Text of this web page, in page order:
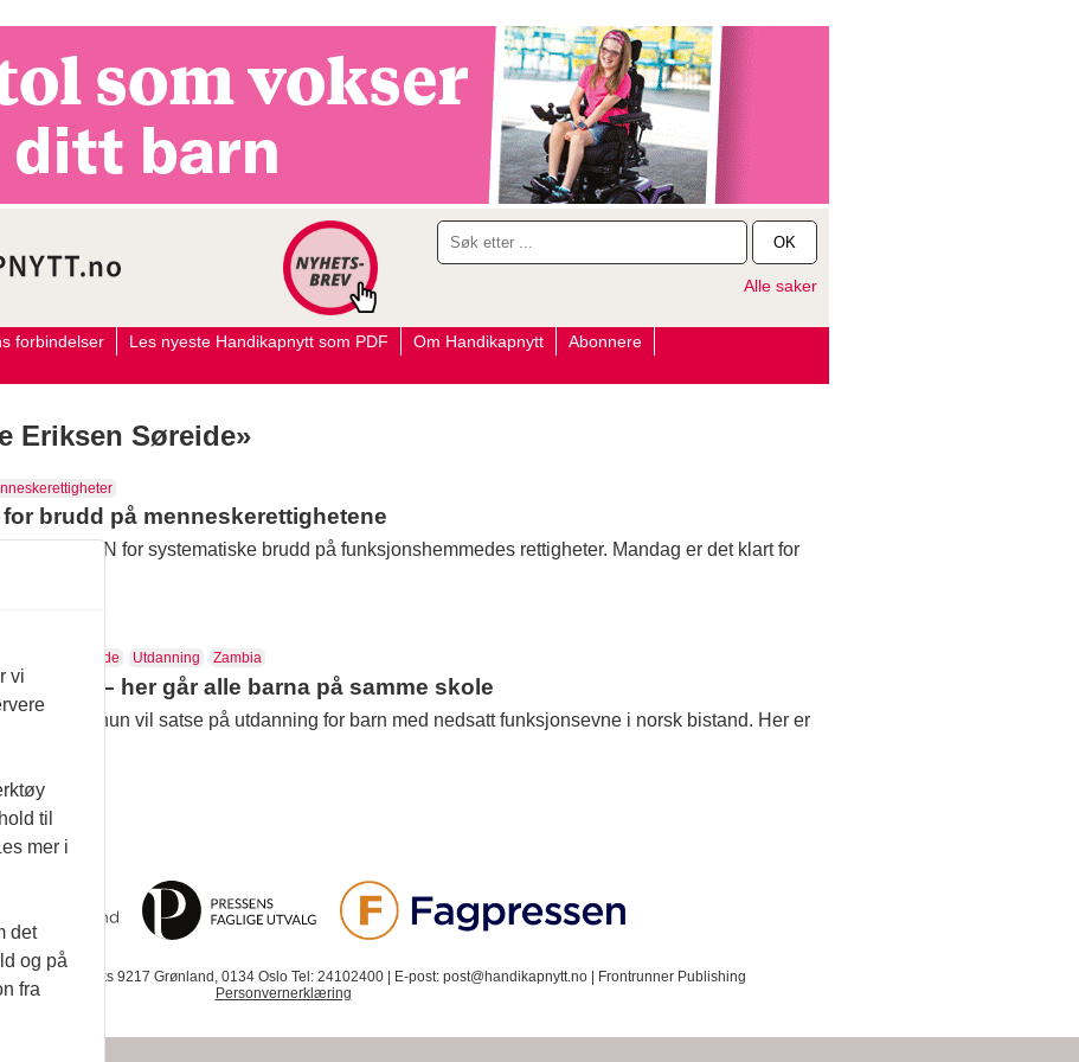
OK
Alle saker
forbindelser Les nyeste Handikapnytt som PDF Om Handikapnytt
Abonnere
Eriksen Søreide»
brudd på menneskerettighetene
kritikk i FN for systematiske brudd på funksjonshemmedes rettigheter. Mandag er det klart for
Ine Eriksen Søreide Utdanning Zambia
Søreide – her går alle barna på samme skole
sier hun vil satse på utdanning for barn med nedsatt funksjonsevne i norsk bistand. Her er
gjøres.
12 | Postboks 9217 Grønland, 0134 Oslo Tel: 24102400 | E-post: post@handikapnytt.no |
Frontrunner Publishing
Personvernerklæring
vi
til
mer i
det
og på
fra